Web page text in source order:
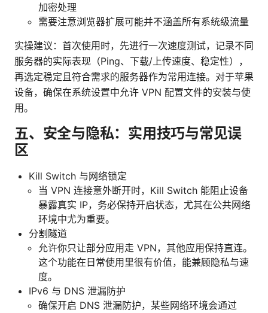
加密处理
需要注意浏览器扩展可能并不涵盖所有系统级流量
实操建议：首次使用时，先进行一次速度测试，记录不同
服务器的实际表现（Ping、下载/上传速度、稳定性），
再选定稳定且符合需求的服务器作为常用连接。对于苹果
设备，确保在系统设置中允许 VPN 配置文件的安装与使
用。
五、安全与隐私：实用技巧与常见误
区
Kill Switch 与网络锁定
当 VPN 连接意外断开时，Kill Switch 能阻止设备
暴露真实 IP，务必保持开启状态，尤其在公共网络
环境中尤为重要。
分割隧道
允许你只让部分应用走 VPN，其他应用保持直连。
这个功能在日常使用里很有价值，能兼顾隐私与速
度。
IPv6 与 DNS 泄漏防护
确保开启 DNS 泄漏防护，某些网络环境会通过